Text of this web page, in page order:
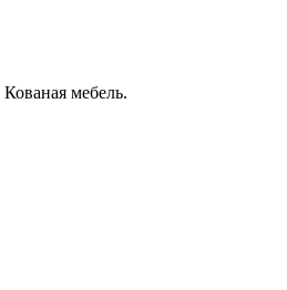
Кованая мебель.